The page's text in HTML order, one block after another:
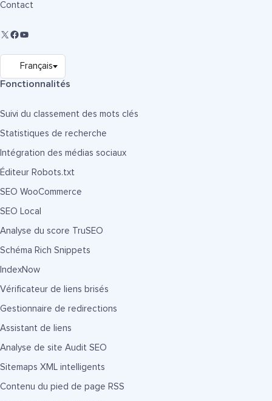
Contact
Fonctionnalités
Suivi du classement des mots clés
Statistiques de recherche
Intégration des médias sociaux
Éditeur Robots.txt
SEO WooCommerce
SEO Local
Analyse du score TruSEO
Schéma Rich Snippets
IndexNow
Vérificateur de liens brisés
Gestionnaire de redirections
Assistant de liens
Analyse de site Audit SEO
Sitemaps XML intelligents
Contenu du pied de page RSS